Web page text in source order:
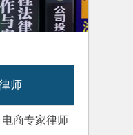
师
商专家律师